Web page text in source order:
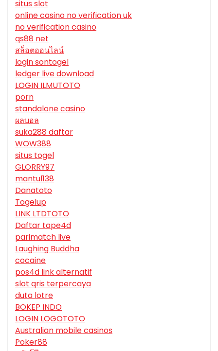
situs slot
online casino no verification uk
no verification casino
qs88 net
สล็อตออนไลน์
login sontogel
ledger live download
LOGIN ILMUTOTO
porn
standalone casino
ผลบอล
suka288 daftar
WOW388
situs togel
GLORRY97
mantul138
Danatoto
Togelup
LINK LTDTOTO
Daftar tape4d
parimatch live
Laughing Buddha
cocaine
pos4d link alternatif
slot qris terpercaya
duta lotre
BOKEP INDO
LOGIN LOGOTOTO
Australian mobile casinos
Poker88